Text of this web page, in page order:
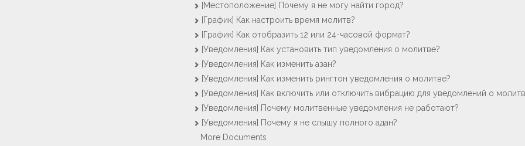
[Местоположение] Почему я не могу найти город?
[График] Как настроить время молитв?
[График] Как отобразить 12 или 24-часовой формат?
[Уведомления] Как установить тип уведомления о молитве?
[Уведомления] Как изменить азан?
[Уведомления] Как изменить рингтон уведомления о молитве?
[Уведомления] Как включить или отключить вибрацию для уведомлений о
[Уведомления] Почему молитвенные уведомления не работают?
[Уведомления] Почему я не слышу полного адан?
More Documents